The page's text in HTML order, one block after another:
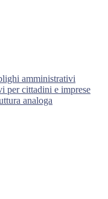
amministrativi
per cittadini e imprese
analoga